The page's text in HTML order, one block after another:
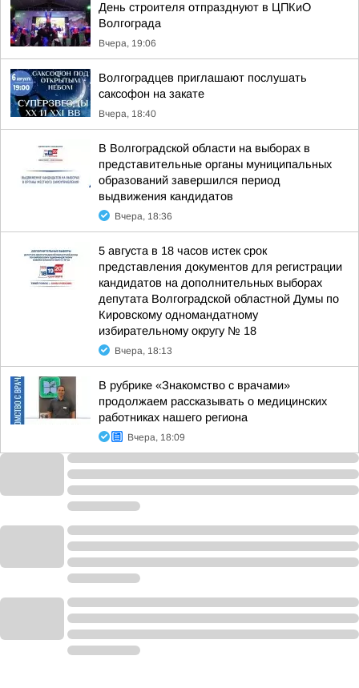
День строителя отпразднуют в ЦПКиО
Волгограда
Вчера, 19:06
Волгоградцев приглашают послушать
саксофон на закате
Вчера, 18:40
В Волгоградской области на выборах в
представительные органы муниципальных
образований завершился период
выдвижения кандидатов
Вчера, 18:36
5 августа в 18 часов истек срок
представления документов для регистрации
кандидатов на дополнительных выборах
депутата Волгоградской областной Думы по
Кировскому одномандатному
избирательному округу № 18
Вчера, 18:13
В рубрике «Знакомство с врачами»
продолжаем рассказывать о медицинских
работниках нашего региона
Вчера, 18:09